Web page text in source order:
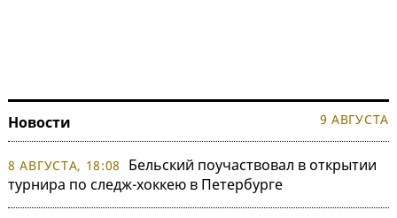
Новости 9 АВГУСТА
8 АВГУСТА, 18:08
Бельский поучаствовал в открытии
турнира по следж-хоккею в Петербурге